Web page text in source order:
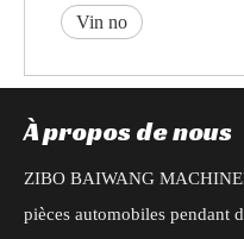
Vin no
À propos de nous
ZIBO BAIWANG
pièces automobiles pendant